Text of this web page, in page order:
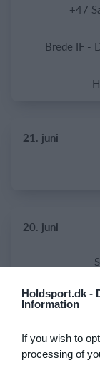
Holdsport.dk -
Information
If you wish to
processing of
+47
Brede IF -
21. juni
20. juni